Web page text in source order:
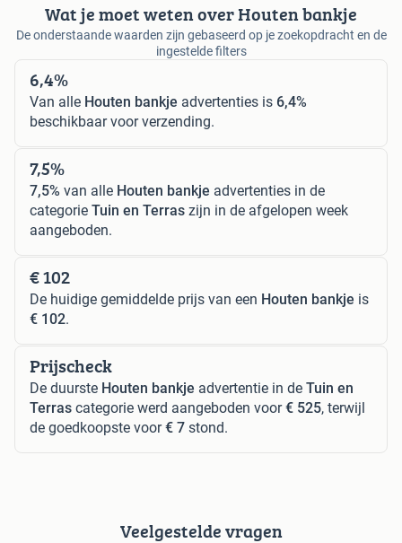
Wat je moet weten over Houten bankje
De onderstaande waarden zijn gebaseerd op je zoekopdracht en de
ingestelde filters
6,4%
Van alle Houten bankje advertenties is 6,4%
beschikbaar voor verzending.
7,5%
7,5% van alle Houten bankje advertenties in de
categorie Tuin en Terras zijn in de afgelopen week
aangeboden.
€ 102
De huidige gemiddelde prijs van een Houten bankje is
€ 102.
Prijscheck
De duurste Houten bankje advertentie in de Tuin en
Terras categorie werd aangeboden voor€ 525, terwijl
de goedkoopste voor€ 7 stond.
Veelgestelde vragen